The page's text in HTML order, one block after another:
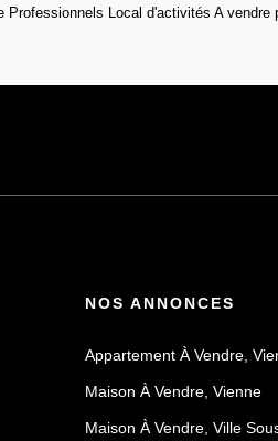
Local d'activités A
NOS ANNONCES
Appartement À Vendre,
Maison À Vendre, Vienne
Maison À Vendre, Ville